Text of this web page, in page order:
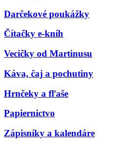
Darčekové poukážky
Čítačky e-kníh
Vecičky od Martinusu
Káva, čaj a pochutiny
Hrnčeky a fľaše
Papiernictvo
Zápisníky a kalendáre